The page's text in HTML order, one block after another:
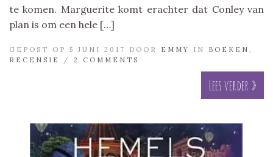
te komen. Marguerite komt erachter dat Conley van
plan is om een hele […]
GEPOST OP 5 JUNI 2017 DOOR EMMY IN BOEKEN
RECENSIE
/ 2 COMMENTS
Lees verder »